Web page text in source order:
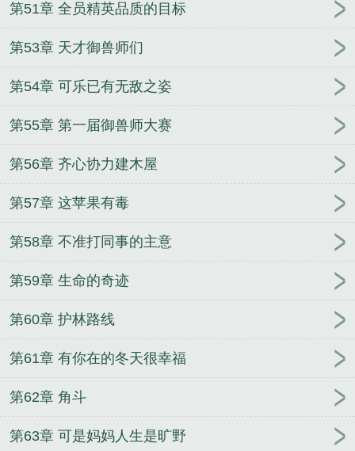
第51章 全员精英品质的目标
第53章 天才御兽师们
第54章 可乐已有无敌之姿
第55章 第一届御兽师大赛
第56章 齐心协力建木屋
第57章 这苹果有毒
第58章 不准打同事的主意
第59章 生命的奇迹
第60章 护林路线
第61章 有你在的冬天很幸福
第62章 角斗
第63章 可是妈妈人生是旷野